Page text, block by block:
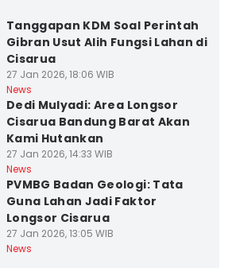
Tanggapan KDM Soal Perintah
Gibran Usut Alih Fungsi Lahan di
Cisarua
27 Jan 2026, 18:06 WIB
News
Dedi Mulyadi: Area Longsor
Cisarua Bandung Barat Akan
Kami Hutankan
27 Jan 2026, 14:33 WIB
News
PVMBG Badan Geologi: Tata
Guna Lahan Jadi Faktor
Longsor Cisarua
27 Jan 2026, 13:05 WIB
News